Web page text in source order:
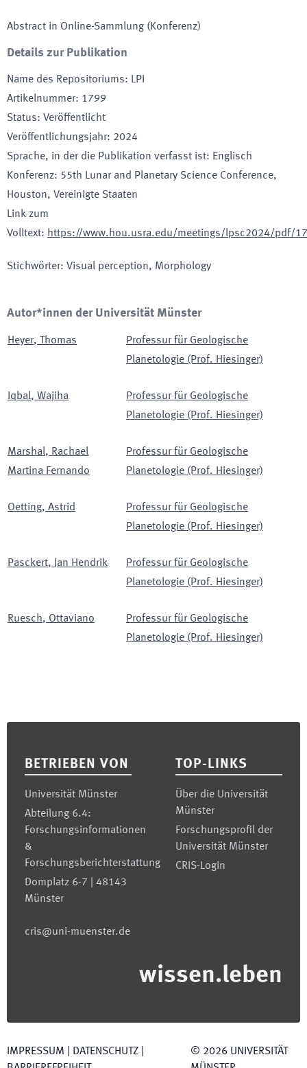
Abstract in Online-Sammlung (Konferenz)
Details zur Publikation
Name des Repositoriums: LPI
Artikelnummer: 1799
Status: Veröffentlicht
Veröffentlichungsjahr: 2024
Sprache, in der die Publikation verfasst ist: Englisch
Konferenz: 55th Lunar and Planetary Science Conference,
Houston, Vereinigte Staaten
Link zum
Volltext: https://www.hou.usra.edu/meetings/lpsc2024/pdf/
Stichwörter: Visual perception, Morphology
Autor*innen der Universität Münster
Heyer, Thomas
Professur für Geologische
Planetologie (Prof. Hiesinger)
Iqbal, Wajiha
Professur für Geologische
Planetologie (Prof. Hiesinger)
Marshal, Rachael
Martina Fernando
Professur für Geologische
Planetologie (Prof. Hiesinger)
Oetting, Astrid
Professur für Geologische
Planetologie (Prof. Hiesinger)
Pasckert, Jan Hendrik
Professur für Geologische
Planetologie (Prof. Hiesinger)
Ruesch, Ottaviano
Professur für Geologische
Planetologie (Prof. Hiesinger)
BETRIEBEN VON
Universität Münster
Abteilung 6.4:
Forschungsinformationen
&
Forschungsberichterstattung
Domplatz 6-7 | 48143
Münster
cris@uni-muenster.de
TOP-LINKS
Über die Universität
Münster
Forschungsprofil der
Universität Münster
CRIS-Login
wissen.leben
IMPRESSUM DATENSCHUTZ © 2026 UNIVERSITÄT